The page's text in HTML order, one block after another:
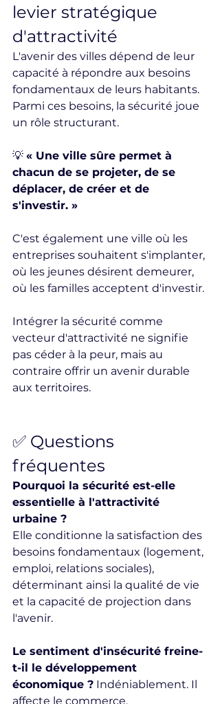
levier stratégique
d'attractivité
L'avenir des villes dépend de leur
capacité à répondre aux besoins
fondamentaux de leurs habitants.
Parmi ces besoins, la sécurité joue
un rôle structurant.
💡 « Une ville sûre permet à
chacun de se projeter, de se
déplacer, de créer et de
s'investir. »
C'est également une ville où les
entreprises souhaitent s'implanter,
où les jeunes désirent demeurer,
où les familles acceptent d'investir.
Intégrer la sécurité comme
vecteur d'attractivité ne signifie
pas céder à la peur, mais au
contraire offrir un avenir durable
aux territoires.
✅ Questions
fréquentes
Pourquoi la sécurité est-elle
essentielle à l'attractivité
urbaine ?
Elle conditionne la satisfaction des
besoins fondamentaux (logement,
emploi, relations sociales),
déterminant ainsi la qualité de vie
et la capacité de projection dans
l'avenir.
Le sentiment d'insécurité freine-
t-il le développement
économique ? Indéniablement. Il
affecte le commerce,